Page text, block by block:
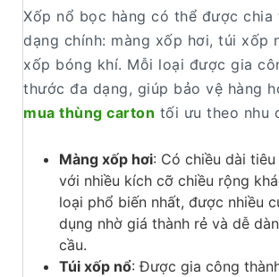
Xốp nổ bọc hàng có thể được chia
dạng chính: màng xốp hơi, túi xốp
xốp bóng khí. Mỗi loại được gia
thước đa dạng, giúp bảo vệ hàng
mua thùng carton tối ưu theo nhu
Màng xốp hơi: Có chiều dài tiêu
với nhiều kích cỡ chiều rộng
loại phổ biến nhất, được nhiều
dụng nhờ giá thành rẻ và dễ
cầu.
Túi xốp nổ: Được gia công